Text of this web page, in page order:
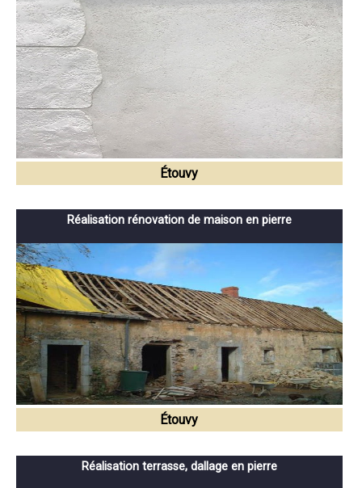
Étouvy
Réalisation rénovation de maison en pierre
Étouvy
Réalisation terrasse, dallage en pierre